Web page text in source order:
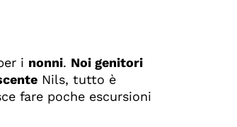
i nonni. Noi genitori
Nils, tutto è
fare poche escursioni